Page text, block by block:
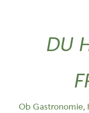
DU
Ob Gastronomie,